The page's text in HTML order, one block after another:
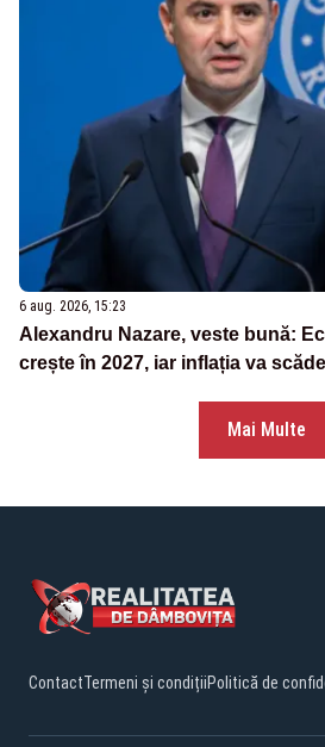
6 aug. 2026, 15:23
Alexandru Nazare, veste bună:
crește în 2027, iar inflația va
Mai Multe
ContactTermeni și condițiiPolitică de